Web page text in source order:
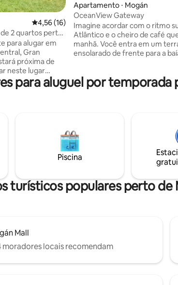
avaliações4,56 de uma avaliação média de 5, 16
4,56 (16)
2 quartos perto
para alugar em
Gran
próxima de
neste lugar
Fica a apenas 10
a 5 minutos dos
ar condicionado e
e um pequeno
Também
Apartamento ⋅ Mogán
OceanView Gateway
Imagine acordar com o ritmo
Atlântico e o cheiro de café
manhã. Você entra em um
ensolarado de frente para a
iluminada e acolhedora no
Porto Rico, Gran Canaria. Quer você
escapadinha romântica, todos
detalhes estão aqui para que
simplesmente chegar e relaxar.
para aluguel por temporada
Piscina
turísticos populares perto de
Mall
moradores locais recomendam